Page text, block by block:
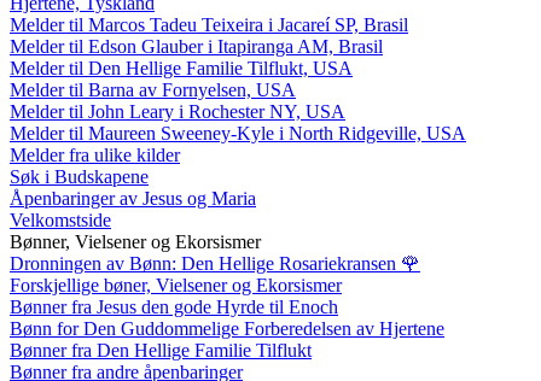
Melder til Marcos Tadeu Teixeira i Jacareí SP, Brasil
Melder til Edson Glauber i Itapiranga AM, Brasil
Melder til Den Hellige Familie Tilflukt, USA
Melder til Barna av Fornyelsen, USA
Melder til John Leary i Rochester NY, USA
Melder til Maureen Sweeney-Kyle i North Ridgeville, USA
Melder fra ulike kilder
Søk i Budskapene
Åpenbaringer av Jesus og Maria
Velkomstside
Bønner, Vielsener og Ekorsismer
Dronningen av Bønn: Den Hellige Rosariekransen 🌹
Forskjellige bøner, Vielsener og Ekorsismer
Bønner fra Jesus den gode Hyrde til Enoch
Bønn for Den Guddommelige Forberedelsen av Hjertene
Bønner fra Den Hellige Familie Tilflukt
Bønner fra andre åpenbaringer